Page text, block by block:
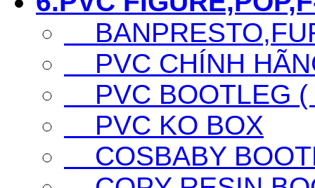
PVC CHÍNH
PVC BOOTLEG (
PVC KO BOX
COSBABY